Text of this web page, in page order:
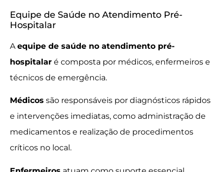
Equipe de Saúde no Atendimento Pré-
Hospitalar
Aequipe de saúde no atendimento pré-
hospitalar é composta por médicos, enfermeiros e
técnicos de emergência.
Médicos são responsáveis por diagnósticos rápidos
e intervenções imediatas, como administração de
medicamentos e realização de procedimentos
críticos no local.